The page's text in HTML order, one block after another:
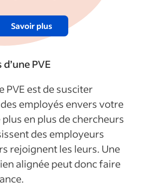
Savoir plus
PVE
PVE est de susciter
employés envers votre
en plus de chercheurs
des employeurs
rejoignent les leurs. Une
alignée peut donc faire